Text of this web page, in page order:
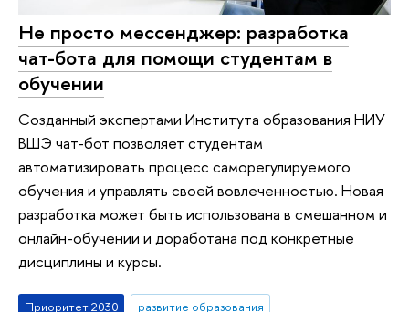
Не просто мессенджер: разработка
чат-бота для помощи студентам в
обучении
Созданный экспертами Института образования НИУ
ВШЭ чат-бот позволяет студентам
автоматизировать процесс саморегулируемого
обучения и управлять своей вовлеченностью. Новая
разработка может быть использована в смешанном и
онлайн-обучении и доработана под конкретные
дисциплины и курсы.
Приоритет 2030
развитие образования